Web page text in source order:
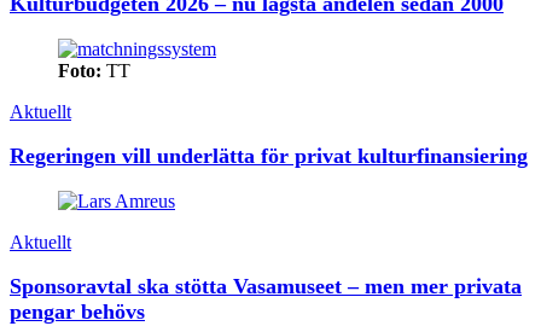
Foto: TT
Aktuellt
Regeringen vill underlätta för privat kulturfinansiering
Aktuellt
Sponsoravtal ska stötta Vasamuseet – men mer privata
pengar behövs